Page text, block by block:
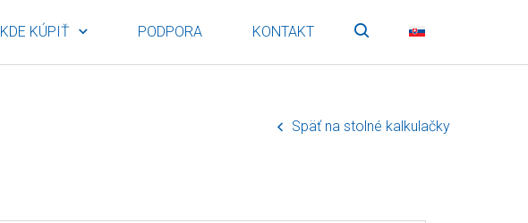
KDE KÚPIŤ PODPORA KONTAKT Vyhľadávanie
Späť na stolné kalkulačky